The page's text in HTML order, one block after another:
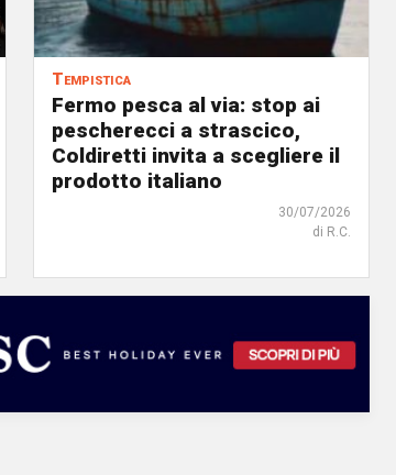
Tempistica
Fermo pesca al via: stop ai
pescherecci a strascico,
Coldiretti invita a scegliere il
prodotto italiano
30/07/2026
di R.C.